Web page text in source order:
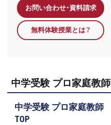
お問い合わせ・資料請求
無料体験授業とは？
中学受験 プロ家庭教師
中学受験 プロ家庭教師
TOP